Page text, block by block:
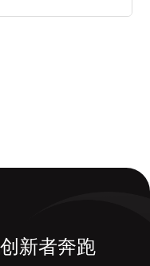
新者奔跑